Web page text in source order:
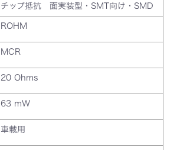
チップ抵抗 面実装型・SMT向け・SMD
ROHM
MCR
20 Ohms
63 mW
車載用